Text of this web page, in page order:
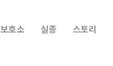
보호소 실종 스토리